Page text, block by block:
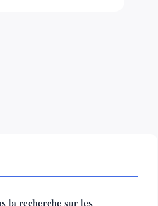
la recherche sur les